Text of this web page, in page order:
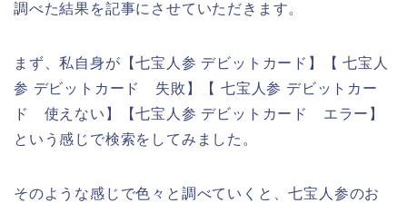
調べた結果を記事にさせていただきます。
まず、私自身が【七宝人参 デビットカード】【 七宝人
参 デビットカード 失敗】【 七宝人参 デビットカー
ド 使えない】【七宝人参 デビットカード エラー】
という感じで検索をしてみました。
そのような感じで色々と調べていくと、七宝人参のお